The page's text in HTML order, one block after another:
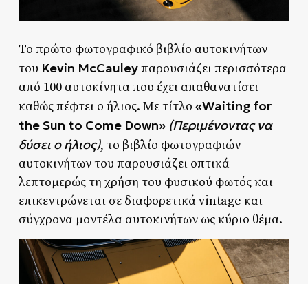
Το πρώτο φωτογραφικό βιβλίο αυτοκινήτων
του Kevin McCauleyπαρουσιάζει περισσότερα
από 100 αυτοκίνητα που έχει απαθανατίσει
καθώς πέφτει ο ήλιος. Με τίτλο «Waiting for
the Sun to Come Down» (Περιμένοντας να
δύσει ο ήλιος), το βιβλίο φωτογραφιών
αυτοκινήτων του παρουσιάζει οπτικά
λεπτομερώς τη χρήση του φυσικού φωτός και
επικεντρώνεται σε διαφορετικά vintage και
σύγχρονα μοντέλα αυτοκινήτων ως κύριο θέμα.